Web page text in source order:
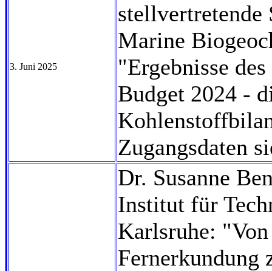
3. Juni 2025
Marine
"Ergebnisse
Budget 2024 -
Zugangsdaten
Dr. Susanne
Institut für
Karlsruhe:
Fernerkundung